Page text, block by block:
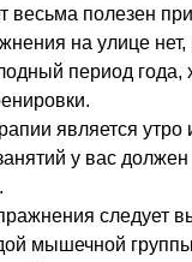
весьма полезен
на улице нет,
период
является
у вас
следует
мышечной